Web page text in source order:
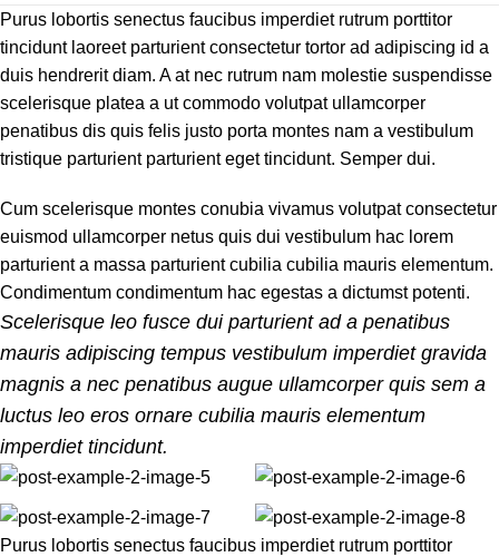
Purus lobortis senectus faucibus imperdiet rutrum porttitor
tincidunt laoreet parturient consectetur tortor ad adipiscing id a
duis hendrerit diam. A at nec rutrum nam molestie suspendisse
scelerisque platea a ut commodo volutpat ullamcorper
penatibus dis quis felis justo porta montes nam a vestibulum
tristique parturient parturient eget tincidunt. Semper dui.
Cum scelerisque montes conubia vivamus volutpat consectetur
euismod ullamcorper netus quis dui vestibulum hac lorem
parturient a massa parturient cubilia cubilia mauris elementum.
Condimentum condimentum hac egestas a dictumst potenti.
Scelerisque leo fusce dui parturient ad a penatibus
mauris adipiscing tempus vestibulum imperdiet gravida
magnis a nec penatibus augue ullamcorper quis sem a
luctus leo eros ornare cubilia mauris elementum
imperdiet tincidunt.
Purus lobortis senectus faucibus imperdiet rutrum porttitor